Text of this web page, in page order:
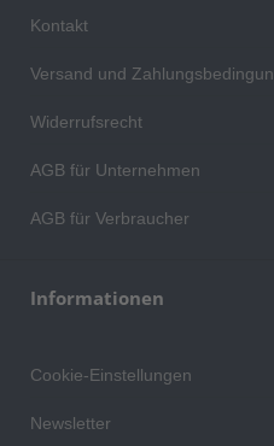
Kontakt
Versand und
Widerrufsrecht
AGB für Unternehmen
AGB für Verbraucher
Informationen
Cookie-Einstellungen
Newsletter